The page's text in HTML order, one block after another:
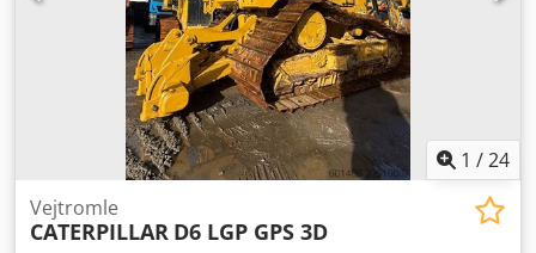
1 /24
Vejtromle
CATERPILLAR D6 LGP GPS 3D